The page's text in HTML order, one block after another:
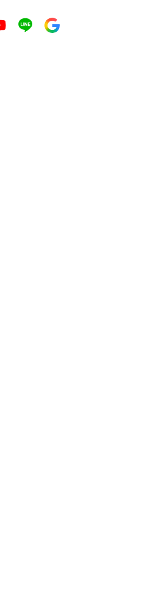
Youtubeline